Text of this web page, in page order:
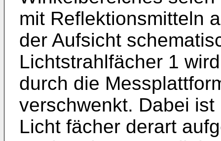
mit Reflektionsmitteln
der Aufsicht
Lichtstrahlfächer 1
durch die
verschwenkt. Dabei
Licht fächer derart